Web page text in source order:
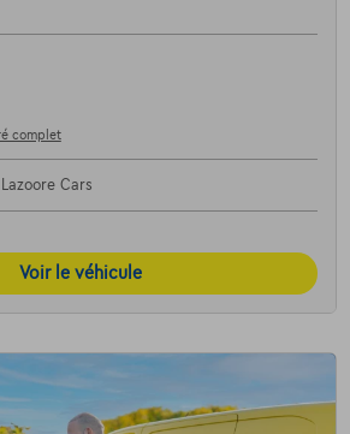
complet
Lazoore Cars
Voir le véhicule